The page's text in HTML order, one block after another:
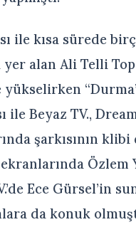
ile kısa sürede
alan Ali Telli Top
ile Beyaz TV.,
şarkısının
Özlem
Ece Gürsel’in
da konuk